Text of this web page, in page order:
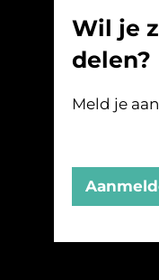
Wil je
delen?
Meld je